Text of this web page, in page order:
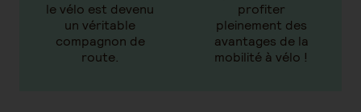
le vélo est devenu
un véritable
compagnon de
route.
profiter
pleinement des
avantages de la
mobilité à vélo !